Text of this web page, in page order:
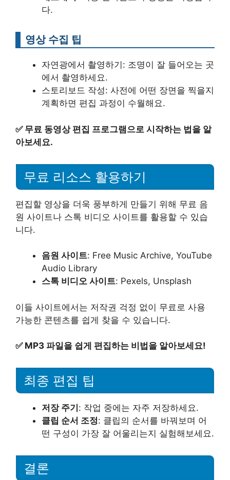
다.
영상 수집 팁
자연광에서 촬영하기: 조명이 잘 들어오는 곳
에서 촬영하세요.
스토리보드 작성: 사전에 어떤 장면을 찍을지
계획하면 편집 과정이 수월해요.
✅ 무료 동영상 편집 프로그램으로 시작하는 법을 알
아보세요.
무료 리소스 활용하기
편집할 영상을 더욱 풍부하게 만들기 위해 무료 음
원 사이트나 스톡 비디오 사이트를 활용할 수 있습
니다.
음원 사이트: Free Music Archive, YouTube
Audio Library
스톡 비디오 사이트: Pexels, Unsplash
이들 사이트에서는 저작권 걱정 없이 무료로 사용
가능한 콘텐츠를 쉽게 찾을 수 있습니다.
✅ MP3 파일을 쉽게 편집하는 비법을 알아보세요!
최종 편집 팁
저장 주기: 작업 중에는 자주 저장하세요.
클립 순서 조정: 클립의 순서를 바꿔보며 어
떤 구성이 가장 잘 어울리는지 실험해보세요.
결론